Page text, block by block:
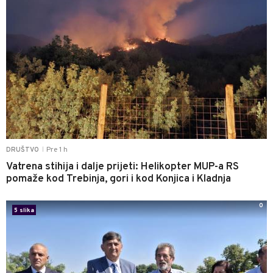
DRUŠTVO Pre 1 h
Vatrena stihija i dalje prijeti: Helikopter MUP-a RS
pomaže kod Trebinja, gori i kod Konjica i Kladnja
5 slika
0